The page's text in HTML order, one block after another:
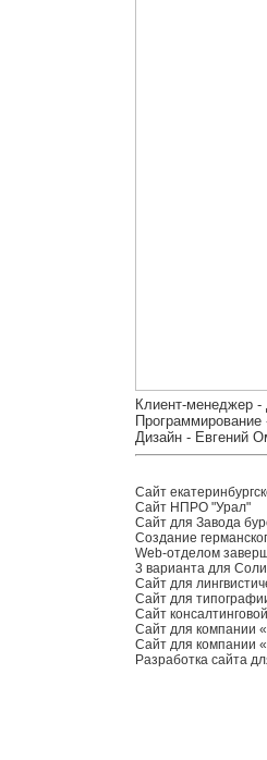
Клиент-менеджер -
Программирование
Дизайн - Евгений
Сайт
Сайт НПРО "Урал"
Сайт для Завода
Создание
Web-отделом
3 варианта для
Сайт для
Сайт для
Сайт
Сайт для компании
Сайт для компании
Разработка сайта